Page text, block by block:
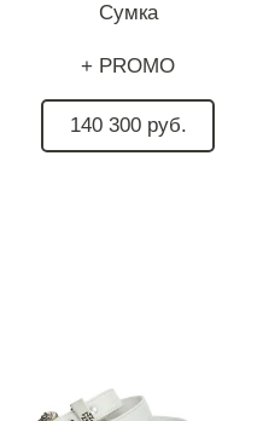
Сумка
+ PROMO
140 300 руб.